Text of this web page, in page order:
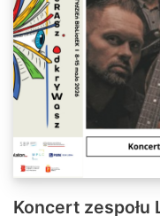
Koncert zespołu